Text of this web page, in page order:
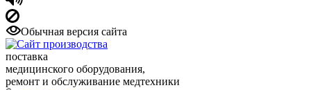
Обычная версия сайта
поставка
медицинского оборудования,
ремонт и обслуживание медтехники